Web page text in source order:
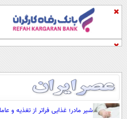
صفحه اول
شیر مادر؛ غذایی فراتر از تغذیه و